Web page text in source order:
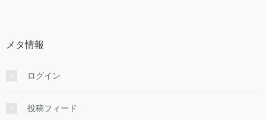
メタ情報
ログイン
投稿フィード